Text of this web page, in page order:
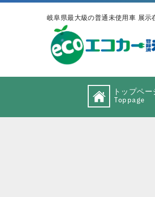
岐阜県最大級の普通未使用車 展示
トップペー
Toppage